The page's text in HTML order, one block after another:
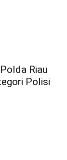
Riau
Polisi